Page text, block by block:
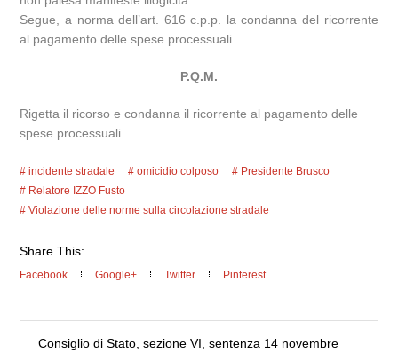
Segue, a norma dell’art. 616 c.p.p. la condanna del ricorrente
al pagamento delle spese processuali.
P.Q.M.
Rigetta il ricorso e condanna il ricorrente al pagamento delle
spese processuali.
incidente stradale omicidio colposo
Presidente Brusco
Relatore IZZO Fusto
Violazione delle norme sulla circolazione stradale
Share This:
Facebook Google+ Twitter Pinterest
Consiglio di Stato, sezione VI, sentenza 14 novembre